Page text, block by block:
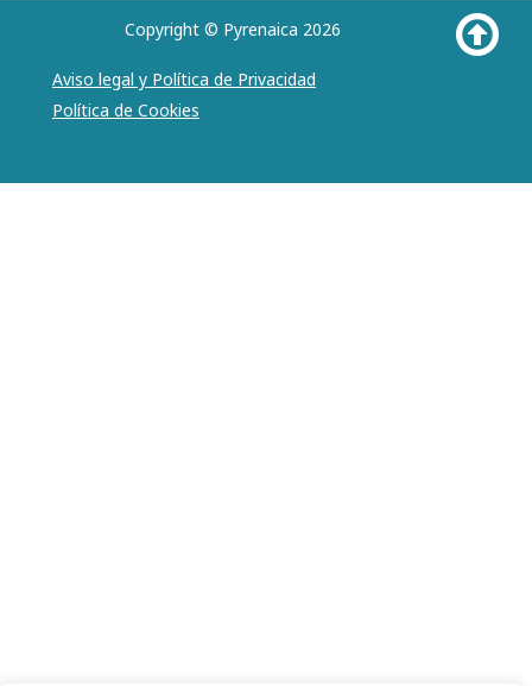
Copyright © Pyrenaica 2026
Aviso legal y Política de Privacidad
Política de Cookies